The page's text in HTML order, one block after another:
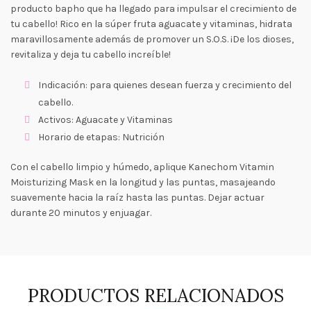
producto bapho que ha llegado para impulsar el crecimiento de
tu cabello! Rico en la súper fruta aguacate y vitaminas, hidrata
maravillosamente además de promover un S.O.S. ¡De los dioses,
revitaliza y deja tu cabello increíble!
Indicación: para quienes desean fuerza y ​​crecimiento del
cabello.
Activos: Aguacate y Vitaminas
Horario de etapas: Nutrición
Con el cabello limpio y húmedo, aplique Kanechom Vitamin
Moisturizing Mask en la longitud y las puntas, masajeando
suavemente hacia la raíz hasta las puntas. Dejar actuar
durante 20 minutos y enjuagar.
PRODUCTOS RELACIONADOS